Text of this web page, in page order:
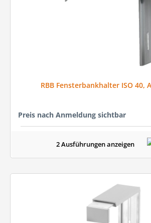
RBB Fensterbankhalter ISO 40,
Preis nach Anmeldung sichtbar
2 Ausführungen anzeigen